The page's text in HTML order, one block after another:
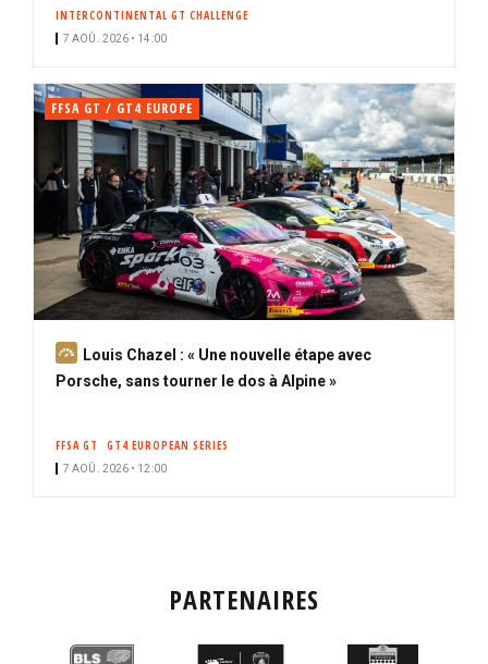
INTERCONTINENTAL GT CHALLENGE
7 AOÛ. 2026 • 14:00
FFSA GT / GT4 EUROPE
A
b
Louis Chazel : « Une nouvelle étape avec
Porsche, sans tourner le dos à Alpine »
FFSA GT GT4 EUROPEAN SERIES
7 AOÛ. 2026 • 12:00
PARTENAIRES